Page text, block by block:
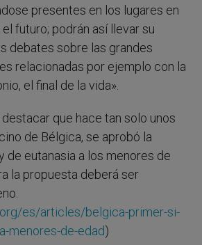
presentes en los lugares en
futuro; podrán así llevar su
debates sobre las grandes
relacionadas por ejemplo con la
el final de la vida».
que hace tan solo unos
de Bélgica, se aprobó la
de eutanasia a los menores de
la propuesta deberá ser
es/articles/belgica-primer-si-
menores-de-edad)